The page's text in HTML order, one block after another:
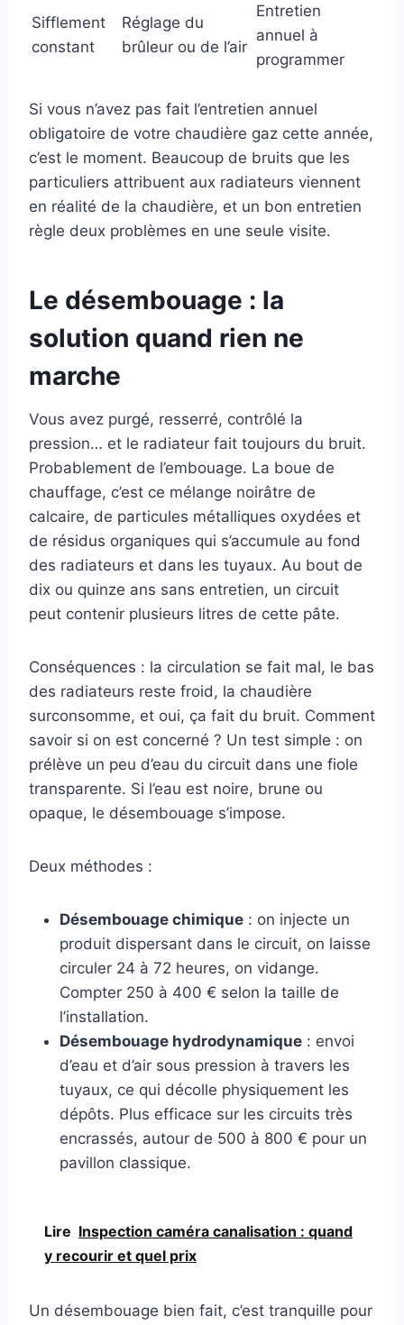
Sifflement
constant
Réglage du
brûleur ou de l’air
Entretien
annuel à
programmer
Si vous n’avez pas fait l’entretien annuel
obligatoire de votre chaudière gaz cette année,
c’est le moment. Beaucoup de bruits que les
particuliers attribuent aux radiateurs viennent
en réalité de la chaudière, et un bon entretien
règle deux problèmes en une seule visite.
Le désembouage : la
solution quand rien ne
marche
Vous avez purgé, resserré, contrôlé la
pression… et le radiateur fait toujours du bruit.
Probablement de l’embouage. La boue de
chauffage, c’est ce mélange noirâtre de
calcaire, de particules métalliques oxydées et
de résidus organiques qui s’accumule au fond
des radiateurs et dans les tuyaux. Au bout de
dix ou quinze ans sans entretien, un circuit
peut contenir plusieurs litres de cette pâte.
Conséquences : la circulation se fait mal, le bas
des radiateurs reste froid, la chaudière
surconsomme, et oui, ça fait du bruit. Comment
savoir si on est concerné ? Un test simple : on
prélève un peu d’eau du circuit dans une fiole
transparente. Si l’eau est noire, brune ou
opaque, le désembouage s’impose.
Deux méthodes :
Désembouage chimique : on injecte un
produit dispersant dans le circuit, on laisse
circuler 24 à 72 heures, on vidange.
Compter 250 à 400 € selon la taille de
l’installation.
Désembouage hydrodynamique : envoi
d’eau et d’air sous pression à travers les
tuyaux, ce qui décolle physiquement les
dépôts. Plus efficace sur les circuits très
encrassés, autour de 500 à 800 € pour un
pavillon classique.
Lire Inspection caméra canalisation : quand
y recourir et quel prix
Un désembouage bien fait, c’est tranquille pour